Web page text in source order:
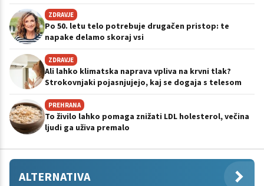
ZDRAVJE
Po 50. letu telo potrebuje drugačen pristop: te
napake delamo skoraj vsi
ZDRAVJE
Ali lahko klimatska naprava vpliva na krvni tlak?
Strokovnjaki pojasnjujejo, kaj se dogaja s telesom
PREHRANA
To živilo lahko pomaga znižati LDL holesterol, večina
ljudi ga uživa premalo
ALTERNATIVA